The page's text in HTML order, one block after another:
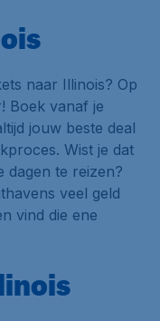
naar Illinois? Op
Boek vanaf je
jouw beste deal
Wist je dat
dagen te reizen?
veel geld
vind die ene